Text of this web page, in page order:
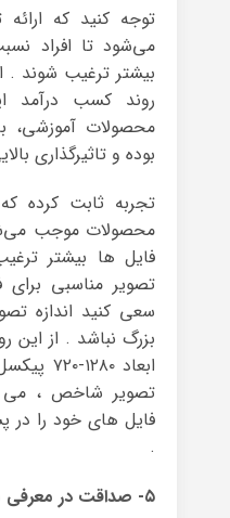
توجه کنید که
می‌شود تا افراد
بیشتر ترغیب شوند .
روند کسب درآمد
محصولات آموزشی،
بوده و تاثیرگذاری
تجربه ثابت کرده
محصولات موجب
فایل ها بیشتر
تصویر مناسبی
سعی کنید اندازه
بزرگ نباشد . از این
ابعاد
تصویر شاخص ، می
فایل های خود را در
.
۵- صداقت در معرفی محصولات و خدمات